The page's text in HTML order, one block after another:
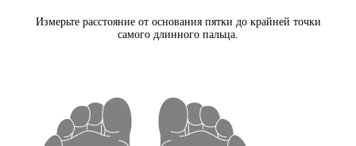
Измерьте расстояние от основания пятки до крайней точки
самого длинного пальца.